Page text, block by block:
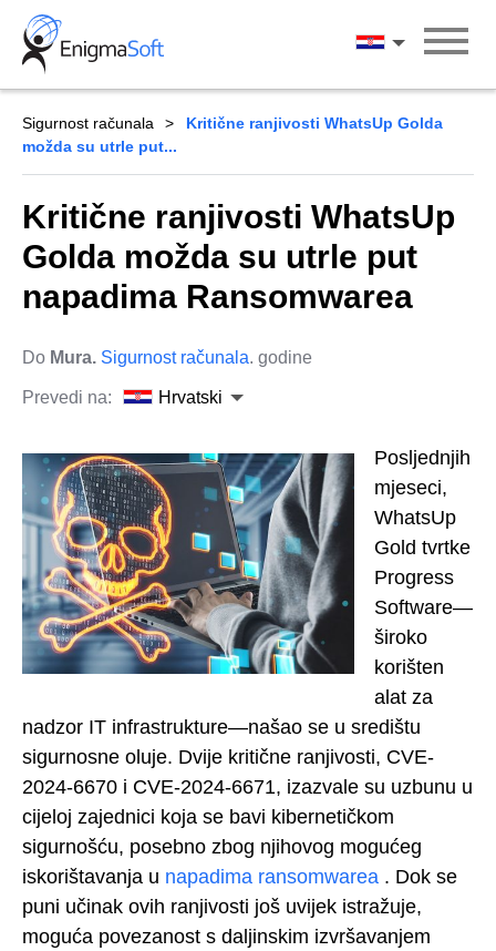
Skip
content
Hrvatski
Sigurnost računala
Kritične ranjivosti WhatsUp Golda
možda su utrle put...
Kritične ranjivosti WhatsUp
Golda možda su utrle put
napadima Ransomwarea
Do Mura. Sigurnost računala. godine
Prevedi na: Hrvatski
Posljednjih
mjeseci,
WhatsUp
Gold tvrtke
Progress
Software—
široko
korišten
alat za
nadzor IT infrastrukture—našao se u središtu
sigurnosne oluje. Dvije kritične ranjivosti, CVE-
2024-6670 i CVE-2024-6671, izazvale su uzbunu u
cijeloj zajednici koja se bavi kibernetičkom
sigurnošću, posebno zbog njihovog mogućeg
iskorištavanja u napadima ransomwarea . Dok se
puni učinak ovih ranjivosti još uvijek istražuje,
moguća povezanost s daljinskim izvršavanjem